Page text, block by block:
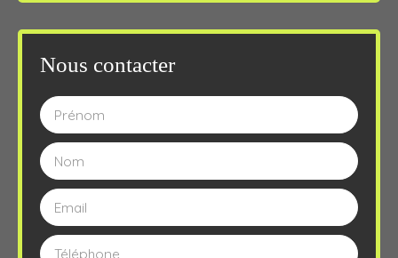
Nous contacter
Prénom
Nom
Email
Téléphone